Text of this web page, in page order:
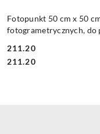
Fotopunkt 50 cm x 50
fotogrametrycznych, do
Cena:
211.20
Cena:
211.20